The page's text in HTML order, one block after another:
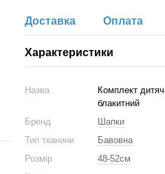
Доставка Оплата
Характеристики
Назва
Комплект
блакитний
Бренд
Шапки
Тип тканини
Бавовна
Розмір
48-52см